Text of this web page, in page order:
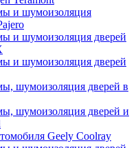
и шумоизоляция
и шумоизоляция дверей
и шумоизоляция дверей
шумоизоляция дверей в
шумоизоляция дверей и
Geely Coolray